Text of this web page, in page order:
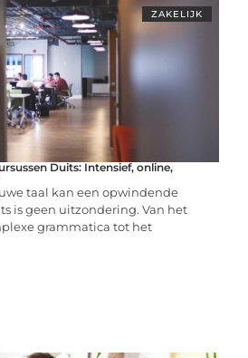
ZAKELIJK
Duits: Intensief, online,
taal kan een opwindende
is geen uitzondering. Van het
grammatica tot het